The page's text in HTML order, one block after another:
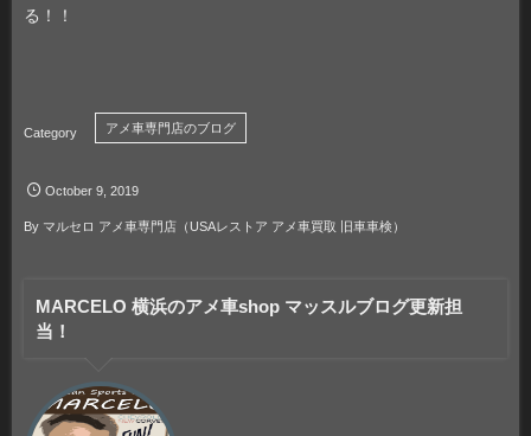
る！！
アメ車専門店のブログ
October 9 ,2019
By マルセロ アメ車専門店（USAレストア アメ車買取 旧車車検）
MARCELO 横浜のアメ車shop マッスルブログ更新担
当！